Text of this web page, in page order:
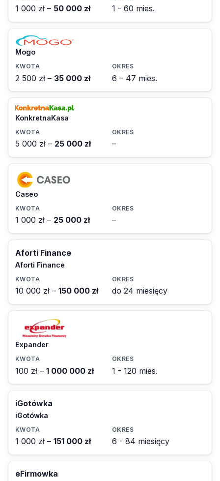
1 000 zł – 50 000 zł 1 - 60 mies.
Mogo
2 500 zł – 35 000 zł 6 – 47 mies.
KonkretnaKasa
5 000 zł – 25 000 zł –
Caseo
1 000 zł – 25 000 zł –
Aforti Finance
Aforti Finance
10 000 zł – 150 000 zł do 24 miesięcy
Expander
100 zł – 1 000 000 zł 1 - 120 mies.
iGotówka
iGotówka
1 000 zł – 151 000 zł 6 - 84 miesięcy
eFirmowka